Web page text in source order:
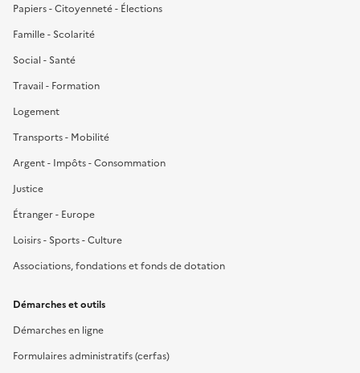
Papiers - Citoyenneté - Élections
Famille - Scolarité
Social - Santé
Travail - Formation
Logement
Transports - Mobilité
Argent - Impôts - Consommation
Justice
Étranger - Europe
Loisirs - Sports - Culture
Associations, fondations et fonds de dotation
Démarches et outils
Démarches en ligne
Formulaires administratifs (cerfas)